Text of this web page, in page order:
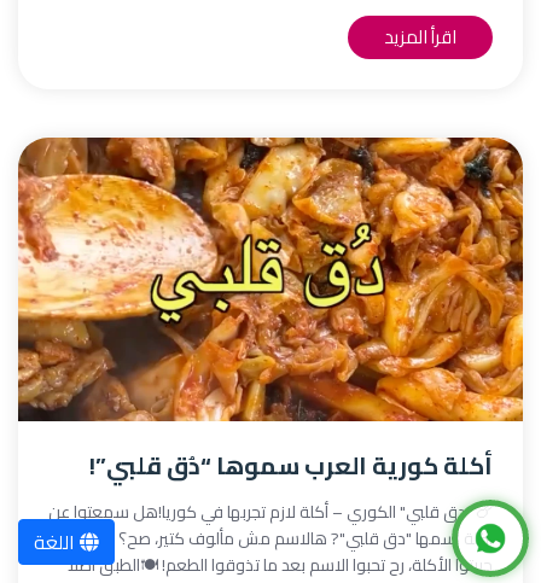
اقرأ المزيد
أكلة كورية العرب سموها “دُق قلبي”!
🍗 "دق قلبي" الكوري – أكلة لازم تجربها في كوريا!هل سمعتوا عن
أكلة اسمها "دق قلبي"? هالاسم مش مألوف كتير، صح؟ بس لو
جربتوا الأكلة، رح تحبوا الاسم بعد ما تذوقوا الطعم! 🍽️الطبق أصلاً